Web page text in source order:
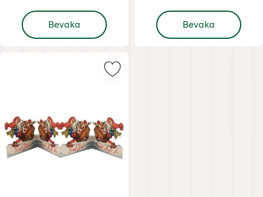
Bevaka
, Julpynt Gammeldags Pappersrad Nostalgitomte
Bevaka
, Gammeldags
Markera jylpynt Gammeldags